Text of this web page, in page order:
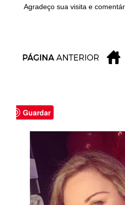
Agradeço sua visita e
Guardar